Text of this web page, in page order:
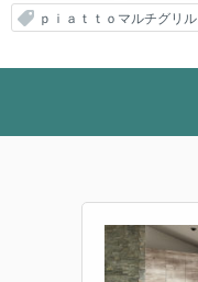
ｐｉａｔｔｏマルチグリル